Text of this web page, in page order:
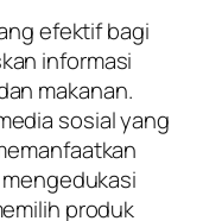
efektif bagi
informasi
makanan.
sosial yang
produk